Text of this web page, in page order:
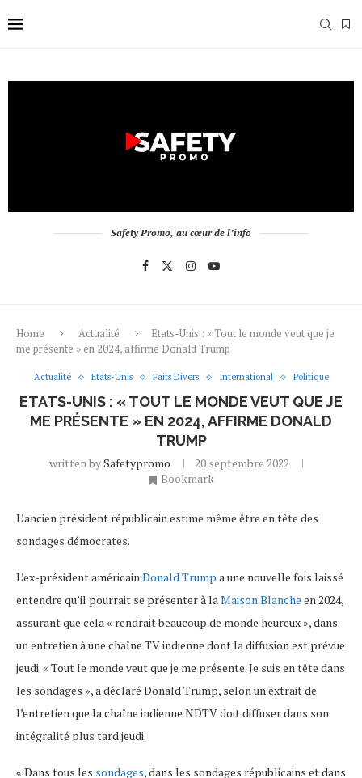
Safety Promo, au cœur de l’info
Home Actualité
Etats-Unis : « Tout le monde veut que je
me présente » en 2024, affirme Donald Trump
Actualité Etats-Unis Faits Divers International Politique
ETATS-UNIS : « TOUT LE MONDE VEUT QUE JE
ME PRÉSENTE » EN 2024, AFFIRME DONALD
TRUMP
written bySafetypromo
20 septembre 2022
Bookmark
L’ancien président républicain estime même être en tête des
sondages démocrates.
L’ex-président américainDonald Trump a une nouvelle fois laissé
entendre qu’il pourrait se présenter à laMaison Blanche en 2024,
assurant que cela « rendrait beaucoup de monde heureux », dans
un entretien à une chaîne TV indienne dont la diffusion est prévue
jeudi. « Tout le monde veut que je me présente. Je suis en tête dans
les sondages », a déclaré Donald Trump, selon un extrait de
l’entretien que la chaîne indienne NDTV doit diffuser dans son
intégralité plus tard jeudi.
« Dans tous les sondages, dans les sondages républicains et dans